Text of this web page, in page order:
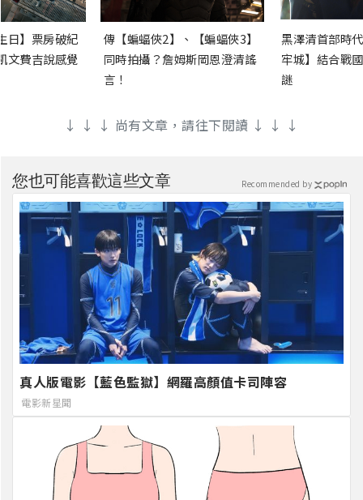
日】票房破紀
文費吉說感覺
傳【蝙蝠俠2】、【蝙蝠俠3】
同時拍攝？詹姆斯岡恩澄清謠
言！
黑澤清首部時
牢城】結合戰
謎
↓ ↓ ↓ 尚有文章，請往下閱讀 ↓ ↓ ↓
您也可能喜歡這些文章
真人版電影【藍色監獄】網羅高顏值卡司陣容
電影新星聞
Recommended by